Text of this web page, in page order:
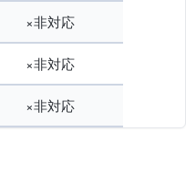
×非対応
×非対応
×非対応